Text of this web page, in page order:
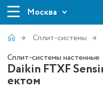
Москва
Сплит-системы
Сплит-системы настенные
Daikin FTXF
ектом